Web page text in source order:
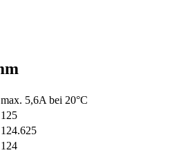
max. 5,6A bei 20°C
125
124.625
124